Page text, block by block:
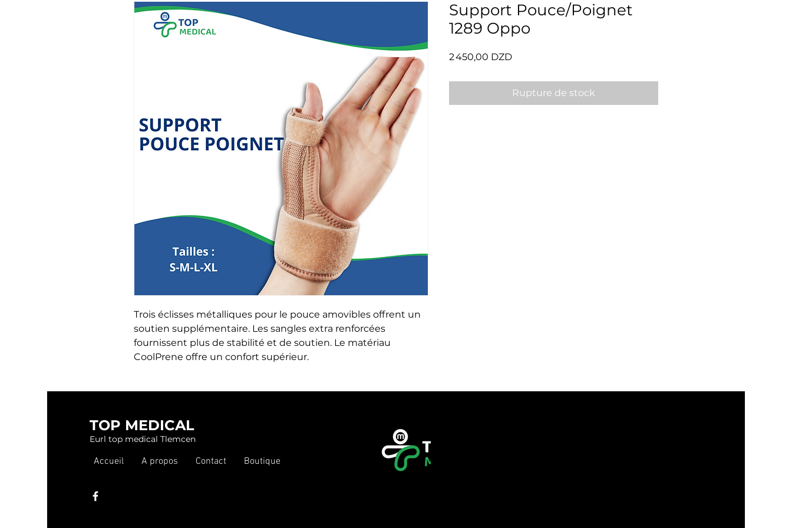
Trois éclisses métalliques pour le pouce amovibles offrent un
soutien supplémentaire. Les sangles extra renforcées
fournissent plus de stabilité et de soutien. Le matériau
CoolPrene offre un confort supérieur.
Support Pouce/Poignet
1289 Oppo
2 450,00 DZDPrix
Rupture de stock
TOP MEDICAL
Eurl top medical Tlemcen
Accueil A propos Contact Boutique